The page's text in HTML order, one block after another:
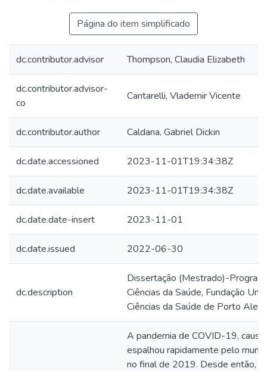
Página do item simplificado
dc.contributor.advisor Thompson, Claudia Elizabeth
dc.contributor.advisor-
co
Cantarelli, Vlademir Vicente
dc.contributor.author Caldana, Gabriel Dickin
dc.date.accessioned 2023-11-01T19:34:38Z
dc.date.available 2023-11-01T19:34:38Z
dc.date.date-insert 2023-11-01
dc.date.issued 2022-06-30
dc.description
Dissertação (Mestrado)-
Ciências da Saúde, Fundação
Ciências da Saúde de Porto
A pandemia de COVID-19,
espalhou rapidamente pelo
no final de 2019. Desde então,